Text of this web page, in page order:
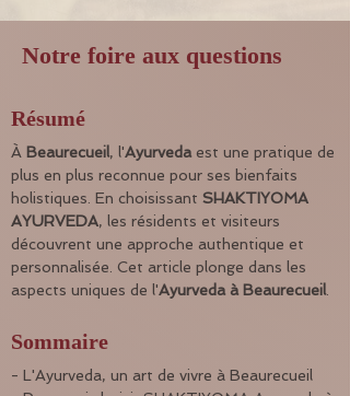
Notre foire aux questions
Résumé
À Beaurecueil, l'Ayurveda est une pratique de
plus en plus reconnue pour ses bienfaits
holistiques. En choisissant SHAKTIYOMA
AYURVEDA, les résidents et visiteurs
découvrent une approche authentique et
personnalisée. Cet article plonge dans les
aspects uniques de l'Ayurveda à Beaurecueil.
Sommaire
- L'Ayurveda, un art de vivre à Beaurecueil